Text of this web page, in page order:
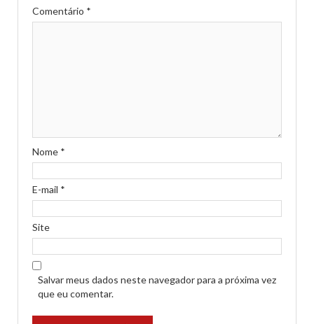
Comentário *
Nome *
E-mail *
Site
Salvar meus dados neste navegador para a próxima vez
que eu comentar.